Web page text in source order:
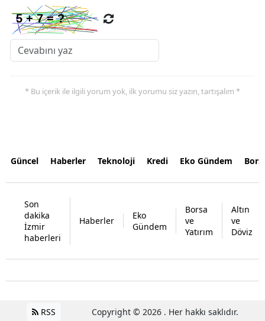
* Bu içerik ile ilgili yorum yok, ilk yorumu siz yazın, tartışalım *
Güncel Haberler Teknoloji Kredi Eko Gündem
Son
dakika
İzmir
haberleri
Haberler
Eko
Gündem
Borsa
ve
Yatırım
Altın
ve
Döviz
RSS Copyright © 2026 . Her hakkı saklıdır.